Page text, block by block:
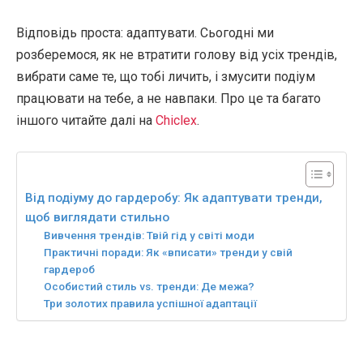
Відповідь проста: адаптувати. Сьогодні ми
розберемося, як не втратити голову від усіх трендів,
вибрати саме те, що тобі личить, і змусити подіум
працювати на тебе, а не навпаки. Про це та багато
іншого читайте далі на Chiclex.
Від подіуму до гардеробу: Як адаптувати тренди,
щоб виглядати стильно
Вивчення трендів: Твій гід у світі моди
Практичні поради: Як «вписати» тренди у свій
гардероб
Особистий стиль vs. тренди: Де межа?
Три золотих правила успішної адаптації